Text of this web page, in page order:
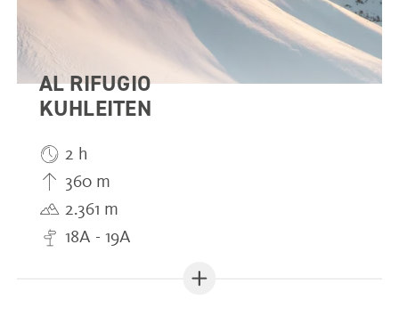
AL RIFUGIO
KUHLEITEN
2 h
360 m
2.361 m
18A - 19A